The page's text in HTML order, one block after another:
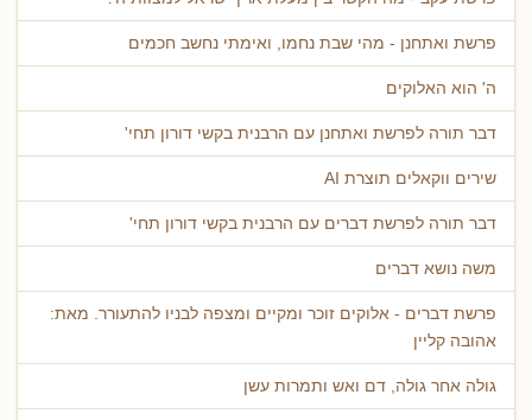
פרשת ואתחנן - מהי שבת נחמו, ואימתי נחשב חכמים
ה' הוא האלוקים
דבר תורה לפרשת ואתחנן עם הרבנית בקשי דורון תחי'
שירים ווקאלים תוצרת AI
דבר תורה לפרשת דברים עם הרבנית בקשי דורון תחי'
משה נושא דברים
פרשת דברים - אלוקים זוכר ומקיים ומצפה לבניו להתעורר. מאת:
אהובה קליין
גולה אחר גולה, דם ואש ותמרות עשן